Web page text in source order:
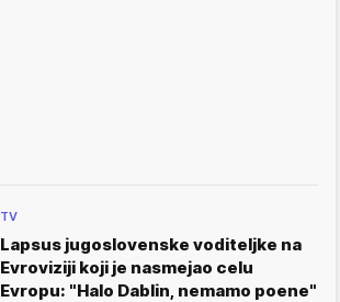
TV
Lapsus jugoslovenske voditeljke na
Evroviziji koji je nasmejao celu
Evropu: "Halo Dablin, nemamo poene"